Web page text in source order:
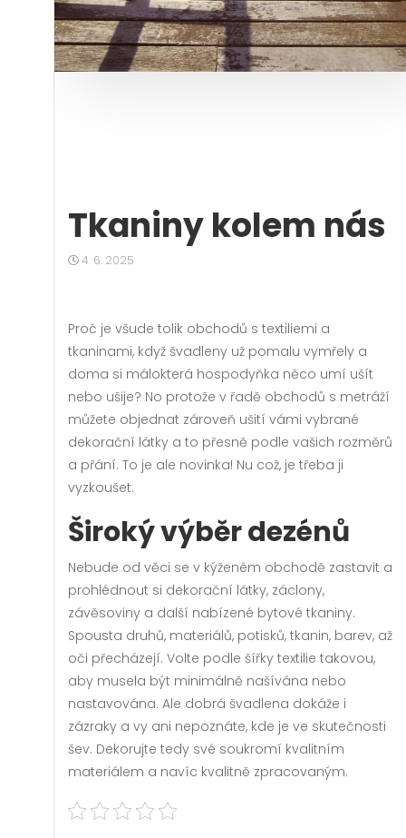
Tkaniny kolem nás
4. 6. 2025
Proč je všude tolik obchodů s textiliemi a
tkaninami, když švadleny už pomalu vymřely a
doma si málokterá hospodyňka něco umí ušít
nebo ušije? No protože v řadě obchodů s metráží
můžete objednat zároveň ušití vámi vybrané
dekorační látky a to přesně podle vašich rozměrů
a přání. To je ale novinka! Nu což, je třeba ji
vyzkoušet.
Široký výběr dezénů
Nebude od věci se v kýženém obchodě zastavit a
prohlédnout si dekorační látky, záclony,
závěsoviny a další nabízené bytové tkaniny.
Spousta druhů, materiálů, potisků, tkanin, barev, až
oči přecházejí. Volte podle šířky textilie takovou,
aby musela být minimálně našívána nebo
nastavována. Ale dobrá švadlena dokáže i
zázraky a vy ani nepoznáte, kde je ve skutečnosti
šev. Dekorujte tedy své soukromí kvalitním
materiálem a navíc kvalitně zpracovaným.